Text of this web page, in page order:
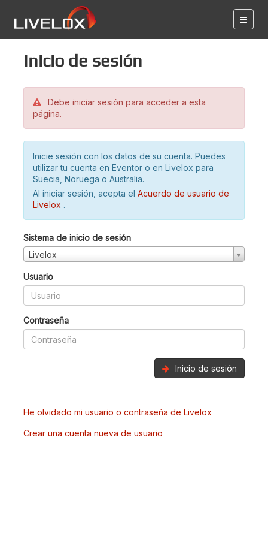
Inicio de sesión
Debe iniciar sesión para acceder a esta
página.
Inicie sesión con los datos de su cuenta. Puedes
utilizar tu cuenta en Eventor o en Livelox para
Suecia, Noruega o Australia.
Al iniciar sesión, acepta el Acuerdo de usuario de
Livelox .
Sistema de inicio de sesión
Livelox
Usuario
Contraseña
Inicio de sesión
He olvidado mi usuario o contraseña de Livelox
Crear una cuenta nueva de usuario